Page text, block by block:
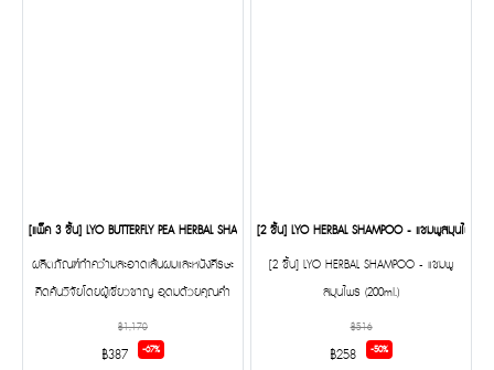
[แพ็ค 3 ชิ้น] LYO BUTTERFLY PEA HERBAL SHAMPOO - ไลโอแชมพูสมุนไพรสูตรอัญชัน (200ml.)
ผลิตภัณฑ์ทำควำมสะอาดเส้นผมและหนังศีรษะ
คิดค้นวิจัยโดยผู้เชี่ยวชาญ อุดมด้วยคุณค่ำ
จากอัญชัน ว่านหางจระเข้ น้ำมันจมูกข้าวสำลี
น้ำมันมะพร้ำว และวิตามินอี
฿1,170
฿387 -67%
[2 ชิ้น] LYO HERBAL SHAMPOO - แชมพูสมุนไพร
[2 ชิ้น] LYO HERBAL SHAMPOO - แชมพู
สมุนไพร (200ml.)
฿516
฿258 -50%